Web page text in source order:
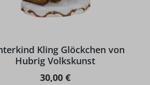
Kling Glöckchen von
Hubrig Volkskunst
Regulärer Preis:
30,00 €